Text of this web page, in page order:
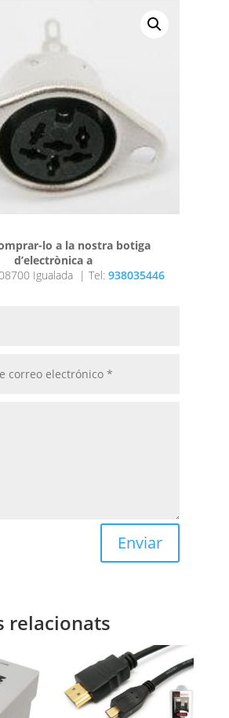
lo a la nostra botiga
d’electrònica a
Igualada | Tel: 938035446
Enviar
relacionats